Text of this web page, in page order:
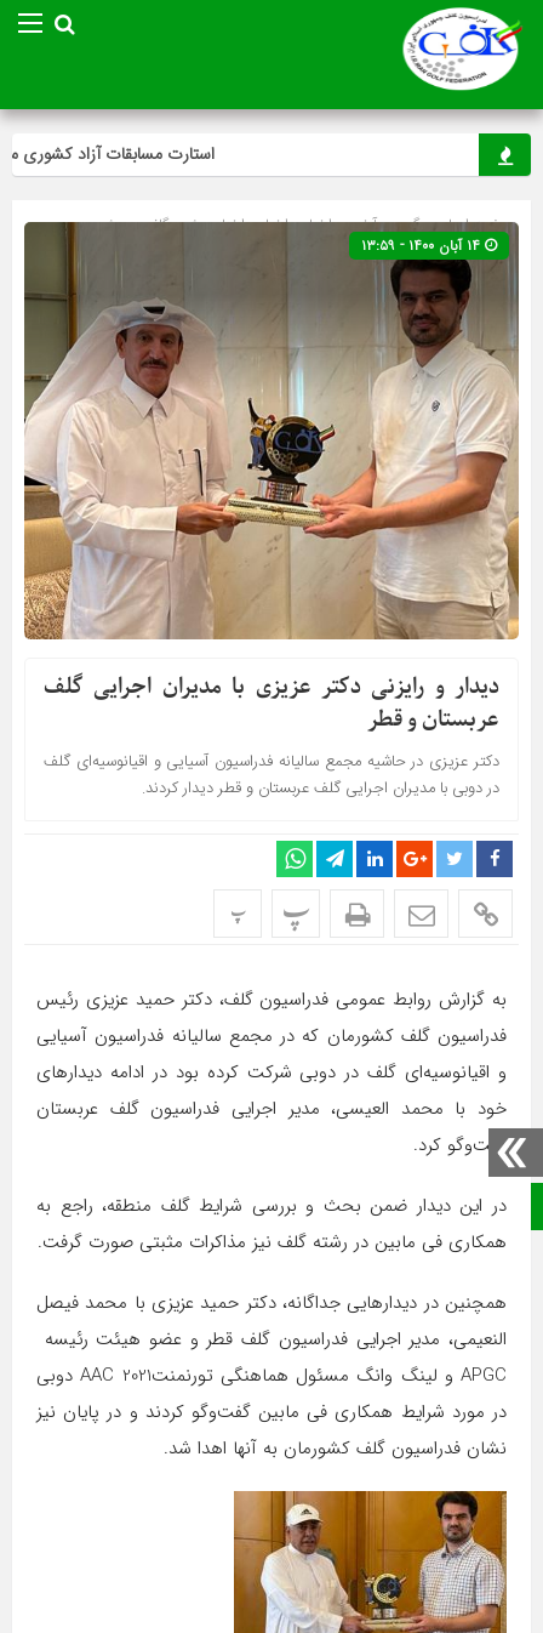
صفحه نخست
استارت مسابقات آزاد کشوری
صفحه اصلی» گروه »آخرین اخبار»اخبار»اخبار ویژه»گلف»ویژه
دیدار و رایزنی دکتر عزیزی با مدیران اجرایی گلف
عربستان و قطر
دکتر عزیزی در حاشیه مجمع سالیانه فدراسیون آسیایی و اقیانوسیه‌ای گلف
در دوبی با مدیران اجرایی گلف عربستان و قطر دیدار کردند.
پ پ
به گزارش روابط عمومی فدراسیون گلف، دکتر حمید عزیزی رئیس
فدراسیون گلف کشورمان که در مجمع سالیانه فدراسیون آسیایی
و اقیانوسیه‌ای گلف در دوبی شرکت کرده بود در ادامه دیدارهای
خود با محمد العیسی، مدیر اجرایی فدراسیون گلف عربستان
گفت‌وگو کرد.
در این دیدار ضمن بحث و بررسی شرایط گلف منطقه، راجع به
همکاری فی مابین در رشته گلف نیز مذاکرات مثبتی صورت گرفت.
همچنین در دیدارهایی جداگانه، دکتر حمید عزیزی با محمد فیصل
النعیمی، مدیر اجرایی فدراسیون گلف قطر و عضو هیئت رئیسه
APGC و لینگ وانگ مسئول هماهنگی تورنمنتAAC 2021 دوبی
در مورد شرایط همکاری فی مابین گفت‌وگو کردند و در پایان نیز
نشان فدراسیون گلف کشورمان به آنها اهدا شد.